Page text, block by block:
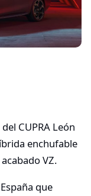
CUPRA León
enchufable
VZ.
que